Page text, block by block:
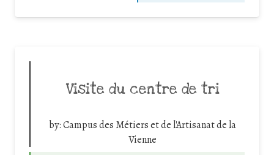
Visite du centre de tri
by:Campus des Métiers et de l'Artisanat de la
Vienne